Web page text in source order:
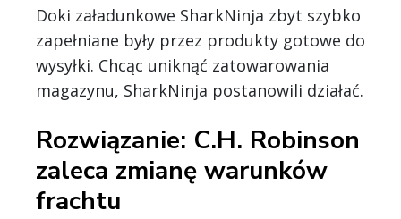
Doki załadunkowe SharkNinja zbyt szybko
zapełniane były przez produkty gotowe do
wysyłki. Chcąc uniknąć zatowarowania
magazynu, SharkNinja postanowili działać.
Rozwiązanie: C.H. Robinson
zaleca zmianę warunków
frachtu